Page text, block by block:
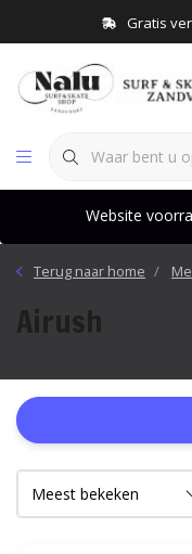
Gratis
Website
Terug naar home
Airush